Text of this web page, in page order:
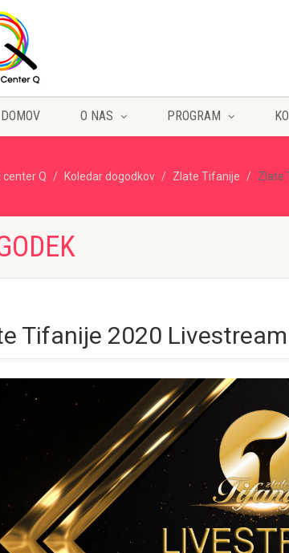
DOMOV O NAS PROGRAM
center Q Koledar dogodkov Zlate Tifanije Zlate
Tifanije 2020 Livestream